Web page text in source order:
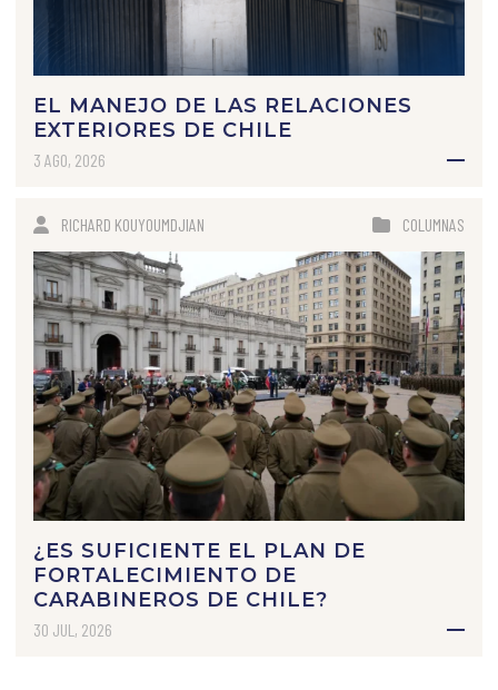
EL MANEJO DE LAS RELACIONES
EXTERIORES DE CHILE
3 AGO, 2026
RICHARD KOUYOUMDJIAN COLUMNAS
¿ES SUFICIENTE EL PLAN DE
FORTALECIMIENTO DE
CARABINEROS DE CHILE?
30 JUL, 2026